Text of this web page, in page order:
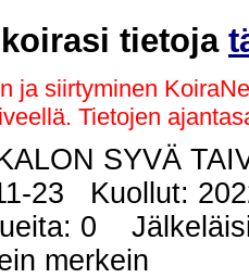
tietoja
ja siirtyminen
Tietojen
SYVÄ
23 Kuollut:
0
merkein